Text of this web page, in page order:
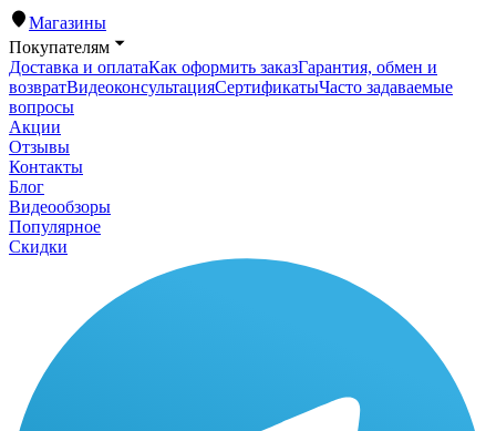
Магазины
Покупателям
Доставка и оплатаКак оформить заказГарантия, обмен и
возвратВидеоконсультацияСертификатыЧасто задаваемые
вопросы
Акции
Отзывы
Контакты
Блог
Видеообзоры
Популярное
Скидки